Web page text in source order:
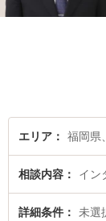
エリア 福岡県
相談内容 イン
詳細条件 未選